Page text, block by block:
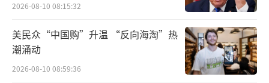
2026-08-10 08:15:32
美民众“中国购”升温 “反向海淘”热
潮涌动
2026-08-10 08:59:36